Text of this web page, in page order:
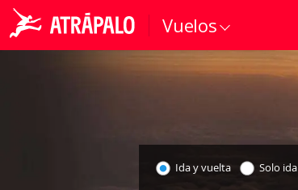
Vuelos
Ida y vuelta Solo ida